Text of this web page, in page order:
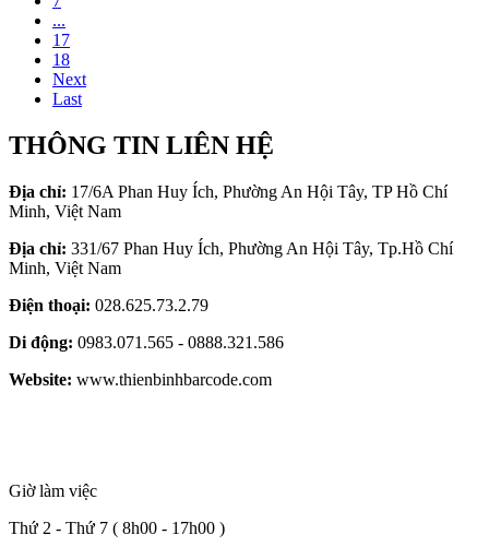
...
17
18
Next
Last
THÔNG TIN LIÊN HỆ
Địa chỉ: 17/6A Phan Huy Ích, Phường An Hội Tây, TP Hồ Chí
Minh, Việt Nam
Địa chỉ: 331/67 Phan Huy Ích, Phường An Hội Tây, Tp.Hồ Chí
Minh, Việt Nam
Điện thoại: 028.625.73.2.79
Di động: 0983.071.565 - 0888.321.586
Website: www.thienbinhbarcode.com
Giờ làm việc
Thứ 2 - Thứ 7 ( 8h00 - 17h00 )